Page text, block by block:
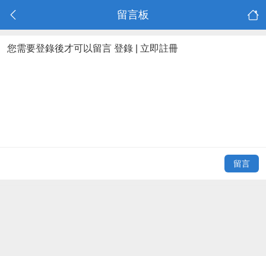
留言板
您需要登錄後才可以留言 登錄 立即註冊
留言